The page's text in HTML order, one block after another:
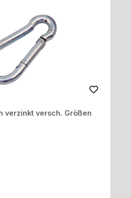
verzinkt versch. Größen